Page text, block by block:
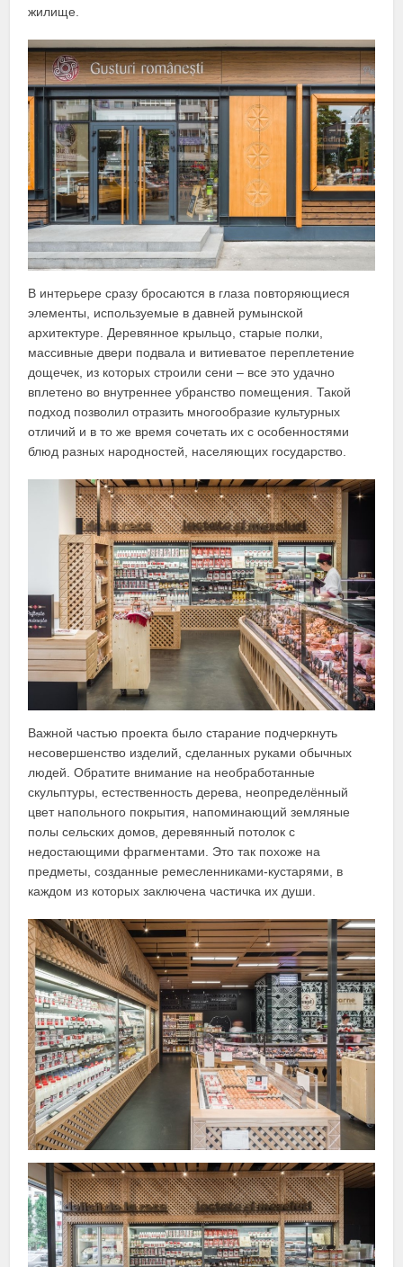
жилище.
В интерьере сразу бросаются в глаза повторяющиеся
элементы, используемые в давней румынской
архитектуре. Деревянное крыльцо, старые полки,
массивные двери подвала и витиеватое переплетение
дощечек, из которых строили сени – все это удачно
вплетено во внутреннее убранство помещения. Такой
подход позволил отразить многообразие культурных
отличий и в то же время сочетать их с особенностями
блюд разных народностей, населяющих государство.
Важной частью проекта было старание подчеркнуть
несовершенство изделий, сделанных руками обычных
людей. Обратите внимание на необработанные
скульптуры, естественность дерева, неопределённый
цвет напольного покрытия, напоминающий земляные
полы сельских домов, деревянный потолок с
недостающими фрагментами. Это так похоже на
предметы, созданные ремесленниками-кустарями, в
каждом из которых заключена частичка их души.